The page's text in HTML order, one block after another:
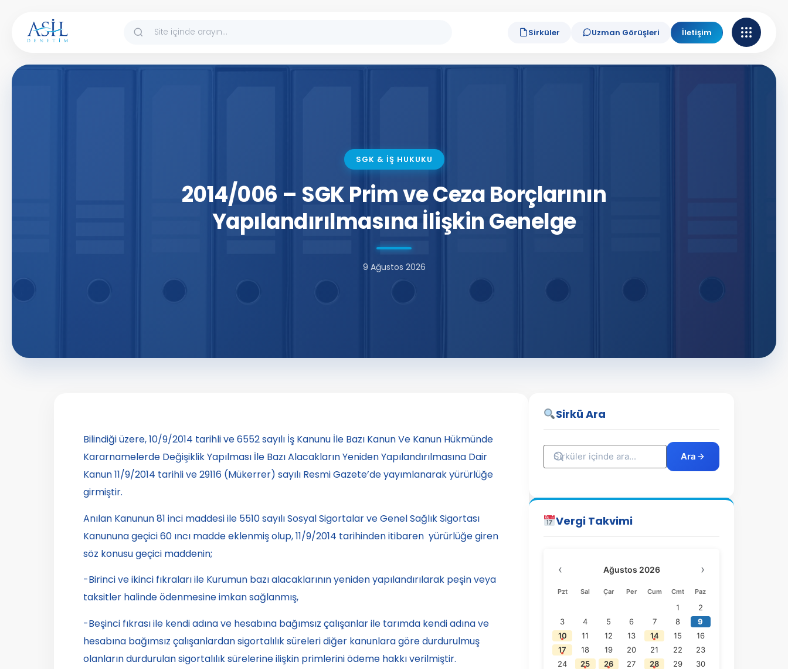
Sirküler Uzman Görüşleri İletişim
SGK & İŞ HUKUKU
2014/006 – SGK Prim ve Ceza Borçlarının
Yapılandırılmasına İlişkin Genelge
9 Ağustos 2026
Bilindiği üzere, 10/9/2014 tarihli ve 6552 sayılı İş Kanunu İle Bazı Kanun Ve Kanun Hükmünde
Kararnamelerde Değişiklik Yapılması İle Bazı Alacakların Yeniden Yapılandırılmasına Dair
Kanun 11/9/2014 tarihli ve 29116 (Mükerrer) sayılı Resmi Gazete’de yayımlanarak yürürlüğe
girmiştir.
Anılan Kanunun 81 inci maddesi ile 5510 sayılı Sosyal Sigortalar ve Genel Sağlık Sigortası
Kanununa geçici 60 ıncı madde eklenmiş olup, 11/9/2014 tarihinden itibaren yürürlüğe giren
söz konusu geçici maddenin;
-Birinci ve ikinci fıkraları ile Kurumun bazı alacaklarının yeniden yapılandırılarak peşin veya
taksitler halinde ödenmesine imkan sağlanmış,
-Beşinci fıkrası ile kendi adına ve hesabına bağımsız çalışanlar ile tarımda kendi adına ve
hesabına bağımsız çalışanlardan sigortalılık süreleri diğer kanunlara göre durdurulmuş
olanların durdurulan sigortalılık sürelerine ilişkin primlerini ödeme hakkı verilmiştir.
Sirkü Ara
Ara
Vergi Takvimi
‹ Ağustos 2026 ›
Pzt Sal Çar Per Cum Cmt Paz
1
2
3
4 5 6 7 8
9
10
11 12 13 14 15
16
17
18 19 20 21 22
23
24
25 26 27 28 29
30